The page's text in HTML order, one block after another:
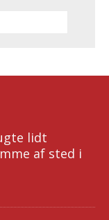
lidt
af sted i